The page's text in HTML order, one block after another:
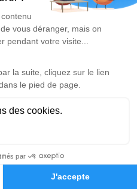
Hommages
hommage est
Je rends hommage